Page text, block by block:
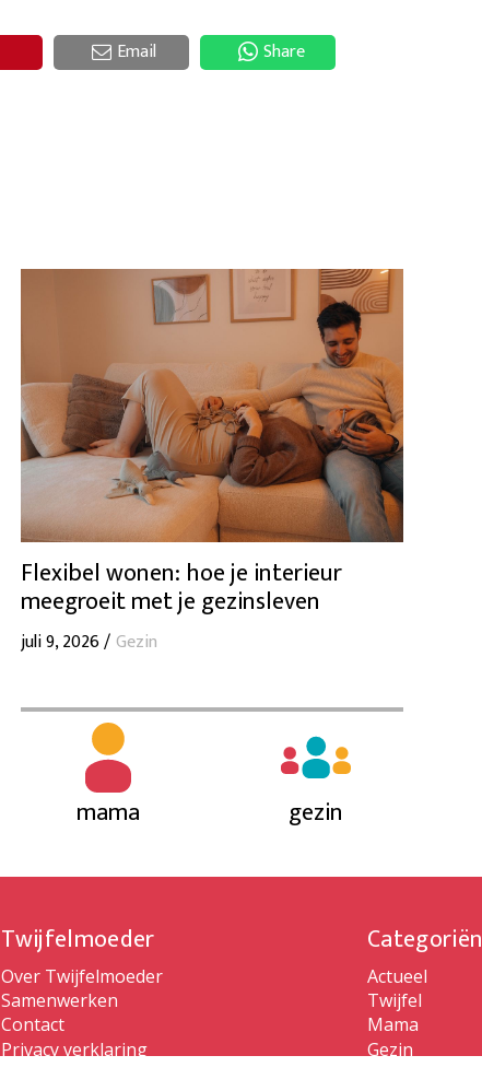
Email Share
Flexibel wonen: hoe je interieur
meegroeit met je gezinsleven
juli 9, 2026 /Gezin
mama gezin
Twijfelmoeder
Over Twijfelmoeder
Samenwerken
Contact
Privacy verklaring
Categoriën
Actueel
Twijfel
Mama
Gezin